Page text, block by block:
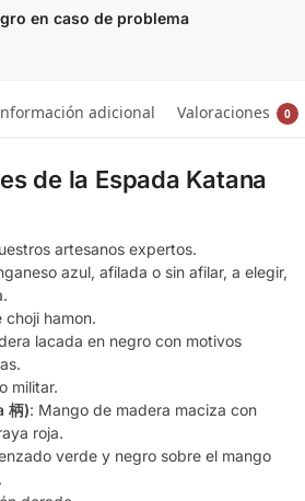
en caso de problema
adicional Valoraciones 0
de la Espada Katana
artesanos expertos.
azul, afilada o sin afilar, a elegir,
choji hamon.
lacada en negro con motivos
militar.
柄): Mango de madera maciza con
roja.
verde y negro sobre el mango